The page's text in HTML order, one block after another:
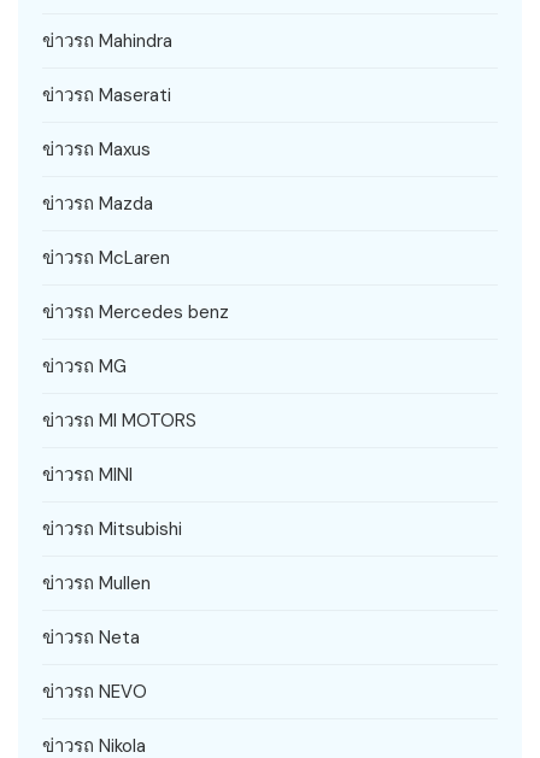
ข่าวรถ Mahindra
ข่าวรถ Maserati
ข่าวรถ Maxus
ข่าวรถ Mazda
ข่าวรถ McLaren
ข่าวรถ Mercedes benz
ข่าวรถ MG
ข่าวรถ MI MOTORS
ข่าวรถ MINI
ข่าวรถ Mitsubishi
ข่าวรถ Mullen
ข่าวรถ Neta
ข่าวรถ NEVO
ข่าวรถ Nikola